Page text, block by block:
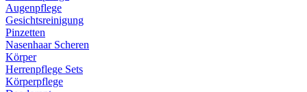
Augenpflege
Gesichtsreinigung
Pinzetten
Nasenhaar Scheren
Körper
Herrenpflege Sets
Körperpflege